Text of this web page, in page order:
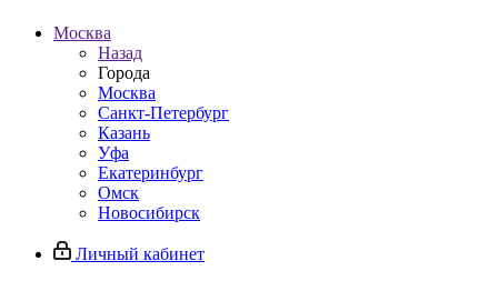
Москва
Назад
Города
Москва
Санкт-Петербург
Казань
Уфа
Екатеринбург
Омск
Новосибирск
Личный кабинет